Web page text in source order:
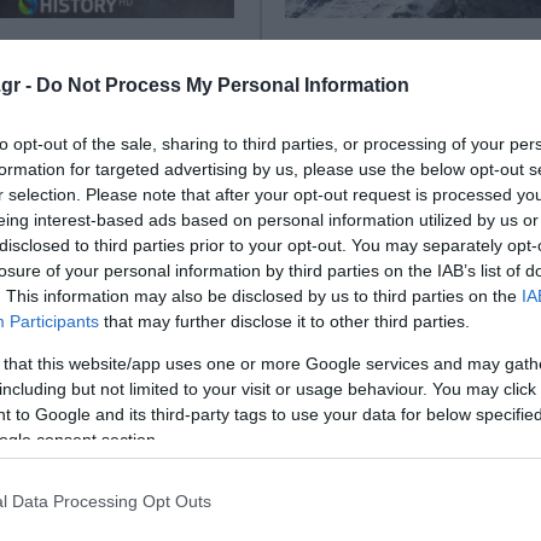
- Do Not Process My Personal Information
opt-out of the sale, sharing to third parties, or processing of your
for targeted advertising by us, please use the below opt-out
selection. Please note that after your opt-out request is processed
interest-based ads based on personal information utilized by us
to third parties prior to your opt-out. You may separately
of your personal information by third parties on the IAB’s list of
This information may also be disclosed by us to third parties on the
Participants that may further disclose it to other third parties.
that this website/app uses one or more Google services and may
but not limited to your visit or usage behaviour. You may
to Google and its third-party tags to use your data for below
consent section.
Data Processing Opt Outs
HISTORY HD
28η Οκτωβρίου με
θα προβληθούν
επετείου του «ΟΧΙ»
2024
COSMOTE HISTORY
Πρεμιέρα για τα
«Άμαξες της
«Τόποι του
Μεσολόγγι»
- Νέες συμπαραγωγές της
- Νέα επεισόδια για τη
Χρόνου» και τη σειρά «Η φωνή
28 Μαρτίου 2024